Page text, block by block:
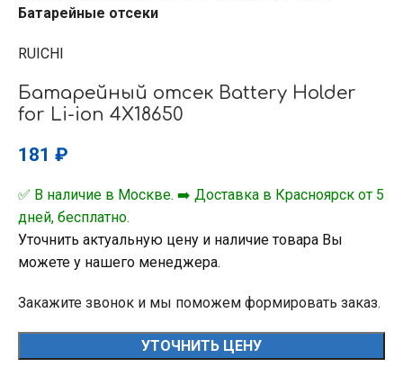
Батарейные отсеки
RUICHI
Батарейный отсек Battery Holder
for Li-ion 4X18650
181 ₽
✅ В наличие в Москве. ➡️ Доставка в Красноярск от 5
дней, бесплатно.
Уточнить актуальную цену и наличие товара Вы
можете у нашего менеджера.
Закажите звонок и мы поможем формировать заказ.
УТОЧНИТЬ ЦЕНУ